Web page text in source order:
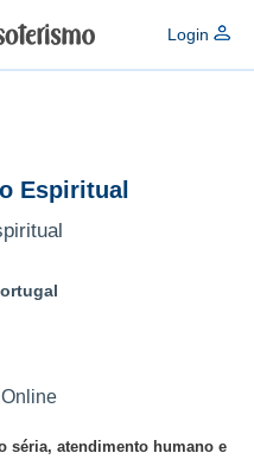
Login
Espiritual
séria, atendimento humano e